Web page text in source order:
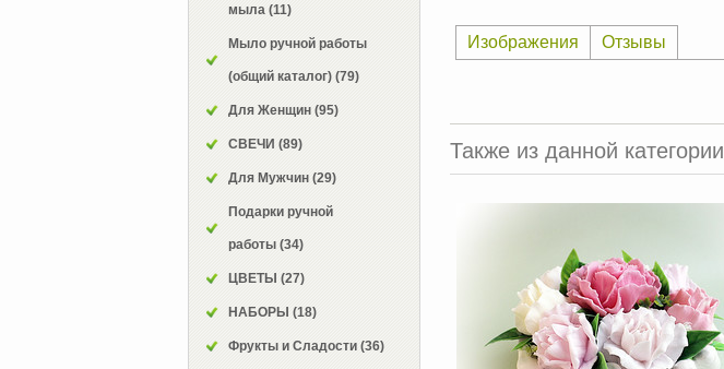
Изображения Отзывы
Также из данной категории
мыла (11)
Мыло ручной работы
(общий каталог) (79)
Для Женщин (95)
СВЕЧИ (89)
Для Мужчин (29)
Подарки ручной
работы (34)
ЦВЕТЫ (27)
НАБОРЫ (18)
Фрукты и Сладости (36)